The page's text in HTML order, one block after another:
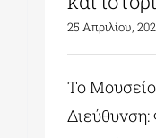
25 Απριλίου,
Το